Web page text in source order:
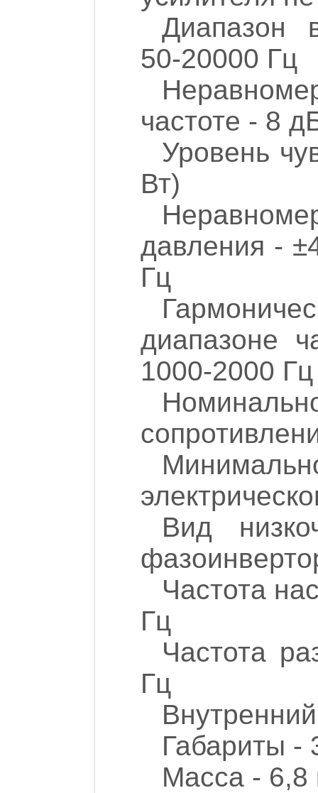
Диапазон
50-20000 Гц
частоте - 8
Уровень
Вт)
давления -
Гц
диапазоне
1000-2000
Вид
Частота
Гц
Частота
Гц
Габариты -
Масса - 6,8